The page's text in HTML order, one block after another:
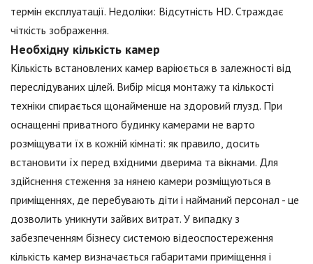
термін експлуатації. Недоліки: Відсутність HD. Страждає
чіткість зображення.
Необхідну кількість камер
Кількість встановлених камер варіюється в залежності від
переслідуваних цілей. Вибір місця монтажу та кількості
техніки спирається щонайменше на здоровий глузд. При
оснащенні приватного будинку камерами не варто
розміщувати їх в кожній кімнаті: як правило, досить
встановити їх перед вхідними дверима та вікнами. Для
здійснення стеження за нянею камери розміщуються в
приміщеннях, де перебувають діти і найманий персонал - це
дозволить уникнути зайвих витрат. У випадку з
забезпеченням бізнесу системою відеоспостереження
кількість камер визначається габаритами приміщення і